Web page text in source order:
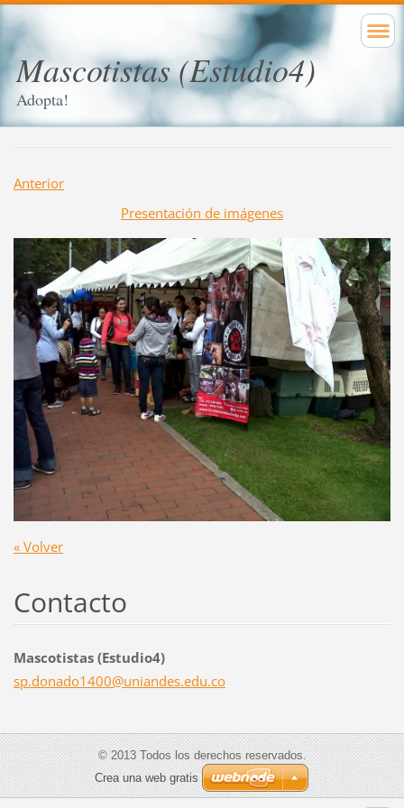
Mascotistas (Estudio4)
Adopta!
Anterior
Presentación de imágenes
« Volver
Contacto
Mascotistas (Estudio4)
sp.donado1400@uniandes.edu.co
© 2013 Todos los derechos reservados.
Crea una web gratis